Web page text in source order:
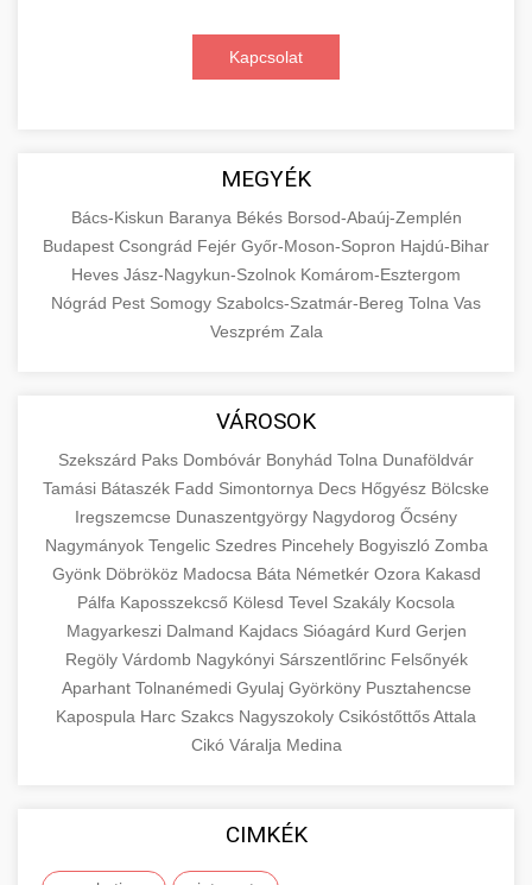
Visit Service Center
Comprehensive online marketing services
including SEO, social media management, and
aimarketingugynokseg.hu
digital agency services
🛴 3. legjobb elektromos roller
Compare top models, features, and prices to
View Top Models e-scooter reviews
🔗 4. prémium linképítés
High-quality backlink acquisition services to
boost your website's authority and search
engine rankings. White-hat techniques only.
📦 5. termékek és
szolgáltatások
+
economics and business. Learn about product
types and service categories.
en.wikipedia.org economic concepts
💶 6. eus pénzek
🚀 8. seo ügynökség +
Expert search engine optimization services to
improve your website's visibility and organic
traffic. Technical SEO, content optimization,
and more.
onlinemarketing101.biz
search optimization experts
💎 9. mellplasztika +
Professional breast augmentation services
with experienced surgeons. Learn about
procedures, recovery, and consultation options
for cosmetic enhancement.
✨ 10. hasplasztika +
Expert tummy tuck procedures to achieve a
flatter, more toned abdomen. Consultation
comprehensive aftercare.
szeptest.com
Professional blepharoplasty procedures to
📈 Paciensek Számának
Kapcsolat
MEGYÉK
Bács-Kiskun Baranya Békés Borsod-Abaúj-Zemplén
Budapest Csongrád Fejér Győr-Moson-Sopron Hajdú-Bihar
Heves Jász-Nagykun-Szolnok Komárom-Esztergom
Nógrád Pest Somogy Szabolcs-Szatmár-Bereg Tolna Vas
Veszprém Zala
VÁROSOK
Szekszárd Paks Dombóvár Bonyhád Tolna Dunaföldvár
Tamási Bátaszék Fadd Simontornya Decs Hőgyész Bölcske
Iregszemcse Dunaszentgyörgy Nagydorog Őcsény
Nagymányok Tengelic Szedres Pincehely Bogyiszló Zomba
Gyönk Döbrököz Madocsa Báta Németkér Ozora Kakasd
Pálfa Kaposszekcső Kölesd Tevel Szakály Kocsola
Magyarkeszi Dalmand Kajdacs Sióagárd Kurd Gerjen
Regöly Várdomb Nagykónyi Sárszentlőrinc Felsőnyék
Aparhant Tolnanémedi Gyulaj Györköny Pusztahencse
Kapospula Harc Szakcs Nagyszokoly CsikóstőttősAttala
Cikó Váralja Medina
CIMKÉK